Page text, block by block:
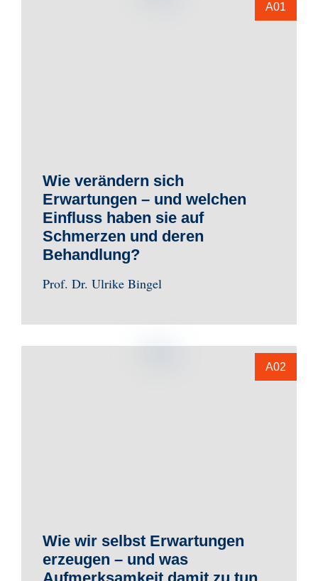
A01
Wie verändern sich
Erwartungen – und welchen
Einfluss haben sie auf
Schmerzen und deren
Behandlung?
Prof. Dr. Ulrike Bingel
A02
Wie wir selbst Erwartungen
erzeugen – und was